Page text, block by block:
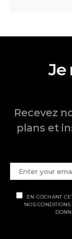
Je
Recevez
plans et
EN COCHANT
NOS